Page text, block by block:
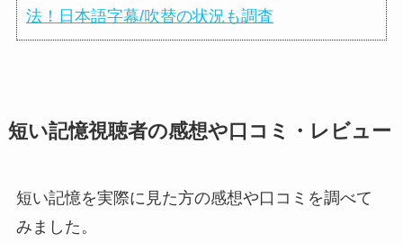
法！日本語字幕/吹替の状況も調査
短い記憶視聴者の感想や口コミ・レビュー
短い記憶を実際に見た方の感想や口コミを調べて
みました。